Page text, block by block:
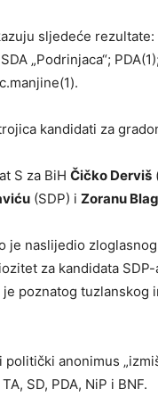
sljedeće rezultate:
„Podrinjaca“;
kandidati za
S za BiH Čičko Derviš
(SDP) i Zoranu
je naslijedio
za kandidata
je poznatog
anonimus
SD, PDA, NiP i BNF.